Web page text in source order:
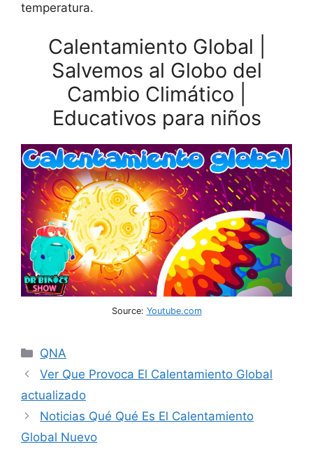
temperatura.
Calentamiento Global |
Salvemos al Globo del
Cambio Climático |
Educativos para niños
Source: Youtube.com
Categories
QNA
Ver Que Provoca El Calentamiento Global
actualizado
Noticias Qué Qué Es El Calentamiento
Global Nuevo